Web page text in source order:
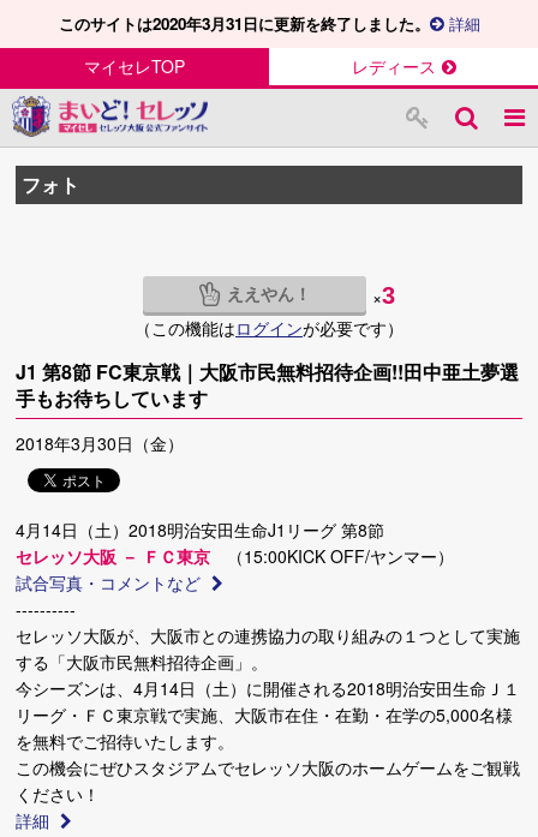
このサイトは2020年3月31日に更新を終了しました。 詳細
マイセレTOP レディース
フォト
ええやん！ ×3
（この機能はログインが必要です）
J1 第8節 FC東京戦｜大阪市民無料招待企画!!田中亜土夢選
手もお待ちしています
2018年3月30日（金）
4月14日（土）2018明治安田生命J1リーグ 第8節
セレッソ大阪 － ＦＣ東京 （15:00KICK OFF/ヤンマー）
試合写真・コメントなど
----------
セレッソ大阪が、大阪市との連携協力の取り組みの１つとして実施
する「大阪市民無料招待企画」。
今シーズンは、4月14日（土）に開催される2018明治安田生命Ｊ１
リーグ・ＦＣ東京戦で実施、大阪市在住・在勤・在学の5,000名様
を無料でご招待いたします。
この機会にぜひスタジアムでセレッソ大阪のホームゲームをご観戦
ください！
詳細